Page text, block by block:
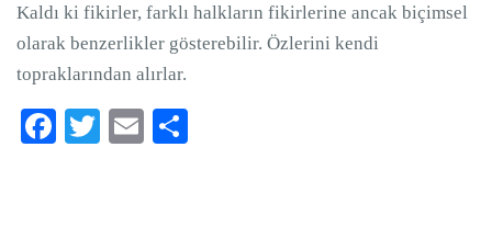
Kaldı ki fikirler, farklı halkların fikirlerine ancak biçimsel
olarak benzerlikler gösterebilir. Özlerini kendi
topraklarından alırlar.
Facebook
TwitterEmail